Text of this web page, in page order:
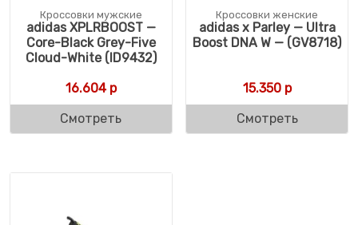
Кроссовки мужские
adidas XPLRBOOST —
Core-Black Grey-Five
Cloud-White (ID9432)
16.604р
Смотреть
Кроссовки женские
adidas x Parley — Ultra
Boost DNA W — (GV8718)
15.350р
Смотреть